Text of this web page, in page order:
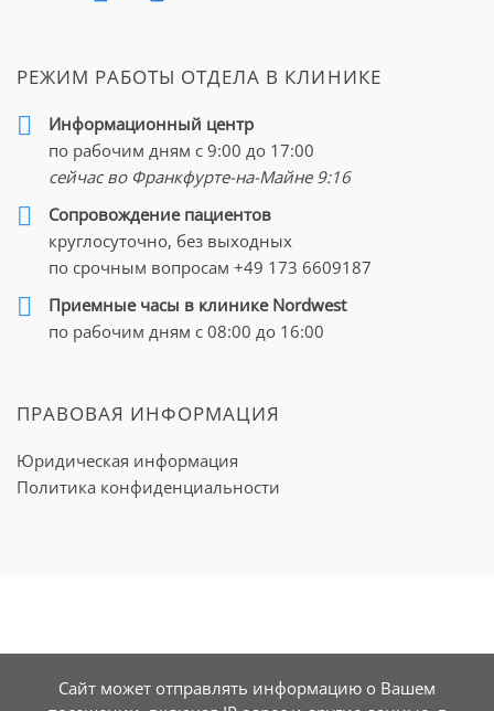
РЕЖИМ РАБОТЫ ОТДЕЛА В КЛИНИКЕ
Информационный центр
по рабочим дням с 9:00 до 17:00
сейчас во Франкфурте-на-Майне 9:16
Cопровождение пациентов
круглосуточно, без выходных
по срочным вопросам +49 173 6609187
Приемные часы в клинике Nordwest
по рабочим дням с 08:00 до 16:00
ПРАВОВАЯ ИНФОРМАЦИЯ
Юридическая информация
Политика конфиденциальности
Сайт может отправлять информацию о Вашем